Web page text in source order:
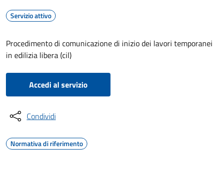
Servizio attivo
Procedimento di comunicazione di inizio dei lavori temporanei
in edilizia libera (cil)
Accedi al servizio
Condividi
Normativa di riferimento